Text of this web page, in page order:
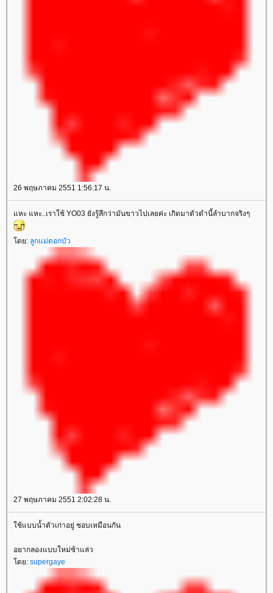
26 พฤษภาคม 2551 1:56:17 น.
หะ แหะ..เราใช้ YO03 ยังรู้สึกว่ามันขาวไปเลยค่ะ เกิดมาตัวดำนี้ลำบากจริงๆ
ดย: ลูกแม่ดอกบัว
27 พฤษภาคม 2551 2:02:28 น.
ช้แบบน้ำตัวเก่าอยู่ ชอบเหมือนกัน
อยากลองแบบใหม่ซ้าแล่ว
ดย: supergaye